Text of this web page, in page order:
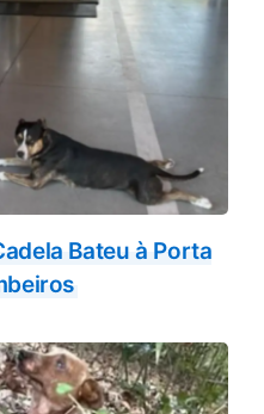
Bateu à Porta